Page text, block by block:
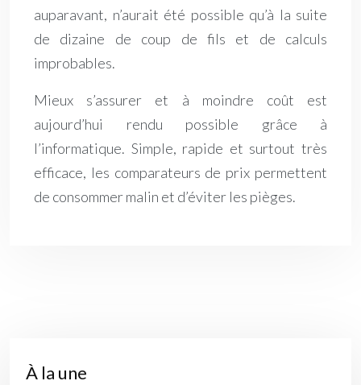
auparavant, n’aurait été possible qu’à la suite
de dizaine de coup de fils et de calculs
improbables.
Mieux s’assurer et à moindre coût est
aujourd’hui rendu possible grâce à
l’informatique. Simple, rapide et surtout très
efficace, les comparateurs de prix permettent
de consommer malin et d’éviter les pièges.
À la une